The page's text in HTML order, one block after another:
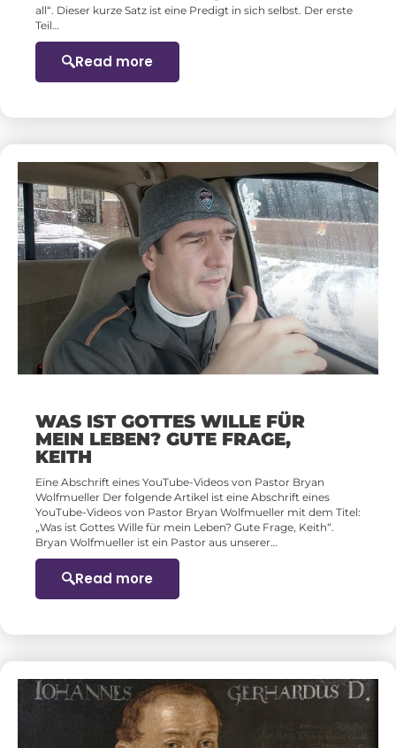
all“. Dieser kurze Satz ist eine Predigt in sich selbst. Der erste
Teil…
Read more
WAS IST GOTTES WILLE FÜR
MEIN LEBEN? GUTE FRAGE,
KEITH
Eine Abschrift eines YouTube-Videos von Pastor Bryan
Wolfmueller Der folgende Artikel ist eine Abschrift eines
YouTube-Videos von Pastor Bryan Wolfmueller mit dem Titel:
„Was ist Gottes Wille für mein Leben? Gute Frage, Keith“.
Bryan Wolfmueller ist ein Pastor aus unserer…
Read more